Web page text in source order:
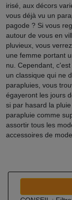
irisé, aux décors
vous déjà vu un
pagode ? Si vous
autour de vous en
pluvieux, vous
une femme portant
nu. Cependant,
un classique qui ne
parapluies, vous
égayeront les jours
si par hasard la
parapluie comme
assortir tous les
accessoires de mode.